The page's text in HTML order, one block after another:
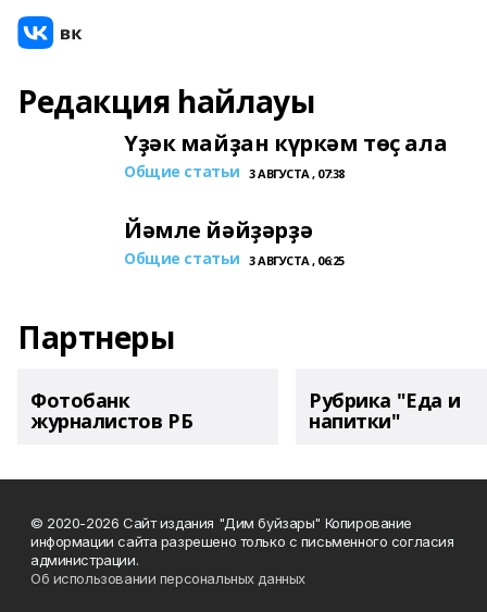
Редакция һайлауы
Үҙәк майҙан күркәм төҫ ала
Общие статьи 3 АВГУСТА , 07:38
Йәмле йәйҙәрҙә
Общие статьи 3 АВГУСТА , 06:25
Партнеры
Фотобанк
журналистов РБ
Рубрика "Еда и
напитки"
© 2020-2026 Сайт издания "Дим буйзары" Копирование
информации сайта разрешено только с письменного согласия
администрации.
Об использовании персональных данных